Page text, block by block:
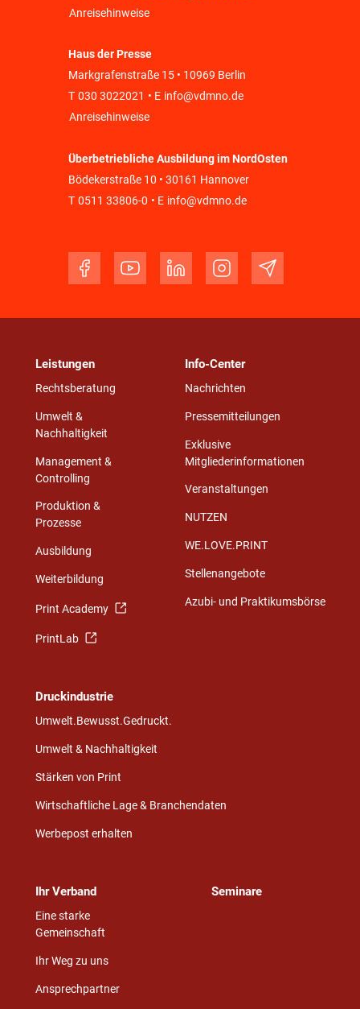
Anreisehinweise
Haus der Presse
Markgrafenstraße 15 • 10969 Berlin
T 030 3022021 • E info@vdmno.de
Anreisehinweise
Überbetriebliche Ausbildung im NordOsten
Bödekerstraße 10 • 30161 Hannover
T 0511 33806-0 • E info@vdmno.de
Leistungen
Rechtsberatung
Umwelt &
Nachhaltigkeit
Management &
Controlling
Produktion &
Prozesse
Ausbildung
Weiterbildung
Print Academy
PrintLab
Info-Center
Nachrichten
Pressemitteilungen
Exklusive
Mitgliederinformationen
Veranstaltungen
NUTZEN
WE.LOVE.PRINT
Stellenangebote
Azubi- und Praktikumsbörse
Druckindustrie
Umwelt.Bewusst.Gedruckt.
Umwelt & Nachhaltigkeit
Stärken von Print
Wirtschaftliche Lage & Branchendaten
Werbepost erhalten
Ihr Verband
Eine starke
Gemeinschaft
Ihr Weg zu uns
Ansprechpartner
Seminare